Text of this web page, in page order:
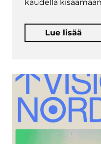
kaudella
Lue lisää